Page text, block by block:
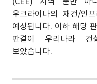
우크라이나의 재건/인
예상됩니다. 이하 해당
판결이 우리나라 건
보았습니다.